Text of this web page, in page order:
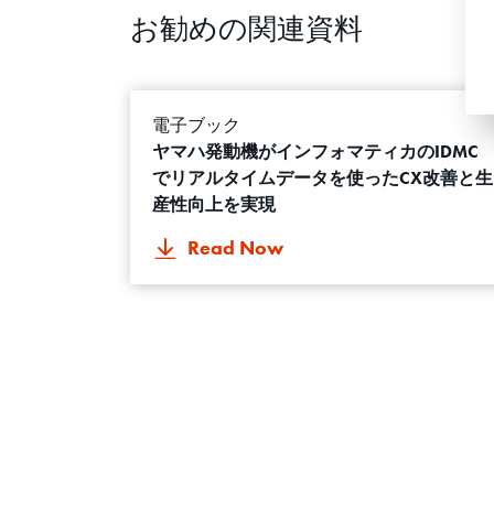
お勧めの関連資料
電子ブック
ヤマハ発動機がインフォマティカのIDMC
でリアルタイムデータを使ったCX改善と生
産性向上を実現
Read Now